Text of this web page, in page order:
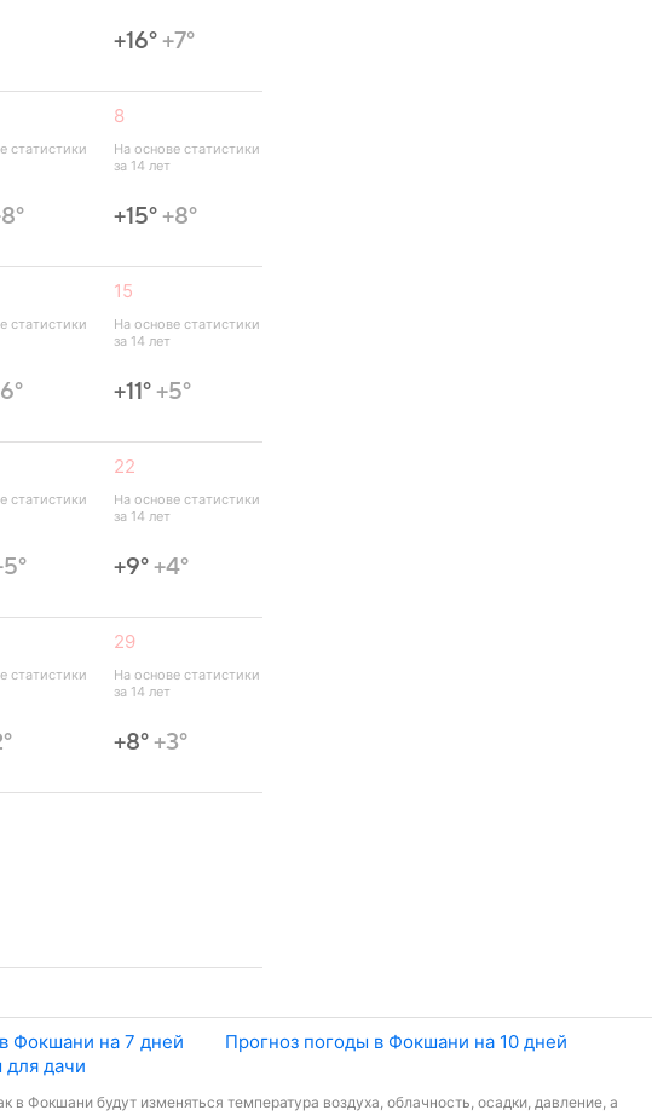
+16°+7°
статистики
8
На основе статистики
за 14 лет
+15°+8°
статистики
15
На основе статистики
за 14 лет
+11°+5°
статистики
22
На основе статистики
за 14 лет
+9°+4°
статистики
29
На основе статистики
за 14 лет
+8°+3°
Фокшани на 7 дней
Прогноз погоды в Фокшани на 10 дней
для дачи
Фокшани будут изменяться температура воздуха, облачность, осадки, давление, а